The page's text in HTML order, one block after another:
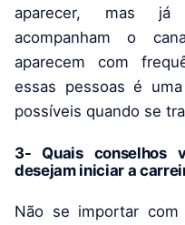
aparecer, mas já
acompanham o
aparecem com
essas pessoas é
possíveis quando se
3- Quais conselhos
desejam iniciar a
Não se importar com